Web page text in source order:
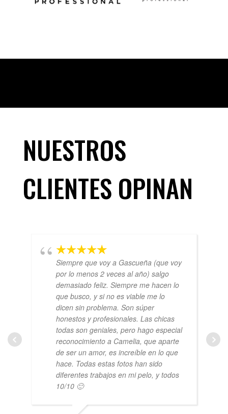
NUESTROS
CLIENTES OPINAN
Siempre que voy a Gascueña (que voy
por lo menos 2 veces al año) salgo
demasiado feliz. Siempre me hacen lo
que busco, y si no es viable me lo
dicen sin problema. Son súper
honestos y profesionales. Las chicas
todas son geniales, pero hago especial
reconocimiento a Camelia, que aparte
de ser un amor, es increíble en lo que
hace. Todas estas fotos han sido
diferentes trabajos en mi pelo, y todos
10/10 🙂